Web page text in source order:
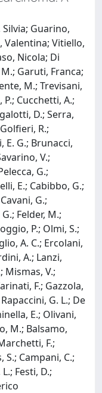
Guarino,
Valentina; Vitiello,
Nicola; Di
Garuti, Franca;
M.; Trevisani,
P.; Cucchetti, A.;
D.; Serra,
R.;
E. G.; Brunacci,
V.;
G.;
E.; Cabibbo, G.;
G.;
Felder, M.;
P.; Olmi, S.;
A. C.; Ercolani,
A.; Lanzi,
Mismas, V.;
F.; Gazzola,
G. L.; De
E.; Olivani,
M.; Balsamo,
F.;
S.; Campani, C.;
Festi, D.;